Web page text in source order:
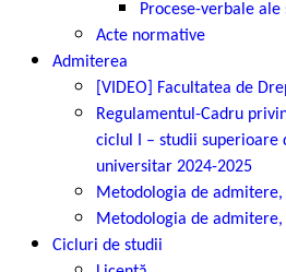
Procese-verbale
Acte normative
Admiterea
[VIDEO] Facultatea de
Regulamentul-Cadru
ciclul I – studii superioare
universitar 2024-2025
Metodologia de
Metodologia de
Cicluri de studii